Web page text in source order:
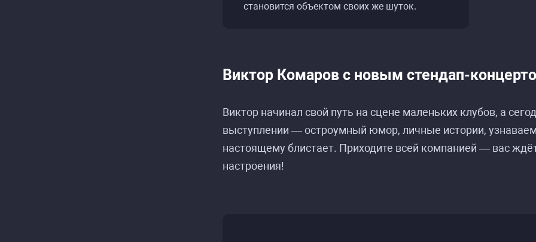
становится объектом своих же шуток.
Виктор Комаров с новым стендап-
Виктор начинал свой путь на сцене маленьких клубов, а
выступлении — остроумный юмор, личные истории,
настоящему блистает. Приходите всей компанией — вас
настроения!